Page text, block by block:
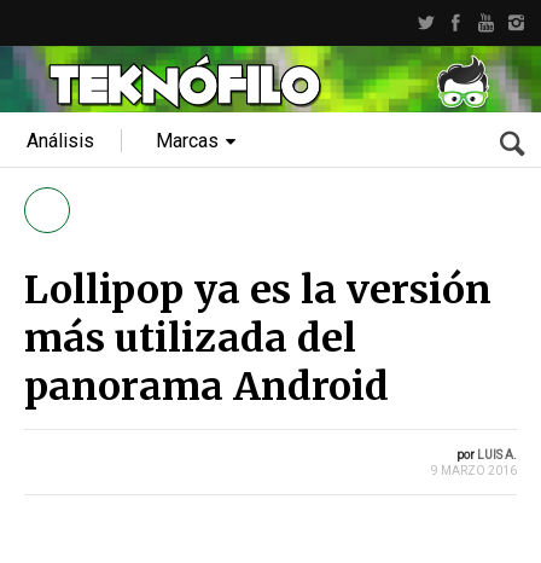
Análisis Marcas
Lollipop ya es la versión
más utilizada del
panorama Android
por LUIS A.
9 MARZO 2016